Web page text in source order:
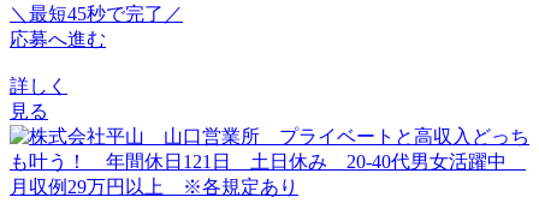
＼最短45秒で完了／
応募へ進む
詳しく
見る